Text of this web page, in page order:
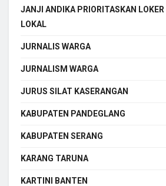
JANJI ANDIKA PRIORITASKAN
LOKAL
JURNALIS WARGA
JURNALISM WARGA
JURUS SILAT KASERANGAN
KABUPATEN PANDEGLANG
KABUPATEN SERANG
KARANG TARUNA
KARTINI BANTEN